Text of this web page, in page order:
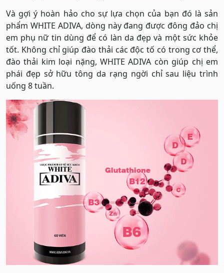
Và gợi ý hoàn hảo cho sự lựa chọn của bạn đó là sản
phẩm WHITE ADIVA, dòng này đang được đông đảo chị
em phụ nữ tin dùng để có làn da đẹp và một sức khỏe
tốt. Không chỉ giúp đào thải các độc tố có trong cơ thể,
đào thải kim loại nặng, WHITE ADIVA còn giúp chị em
phái đẹp sở hữu tông da rạng ngời chỉ sau liệu trình
uống 8 tuần.